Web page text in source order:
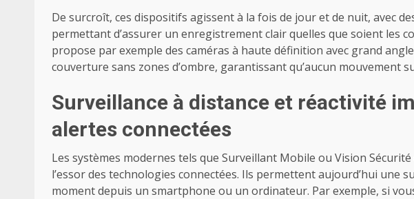
De surcroît, ces dispositifs agissent à la fois de jour et de nuit, avec
permettant d’assurer un enregistrement clair quelles que soient les
propose par exemple des caméras à haute définition avec grand
couverture sans zones d’ombre, garantissant qu’aucun mouvement
Surveillance à distance et réactivité
alertes connectées
Les systèmes modernes tels que Surveillant Mobile ou Vision
l’essor des technologies connectées. Ils permettent aujourd’hui une
moment depuis un smartphone ou un ordinateur. Par exemple, si